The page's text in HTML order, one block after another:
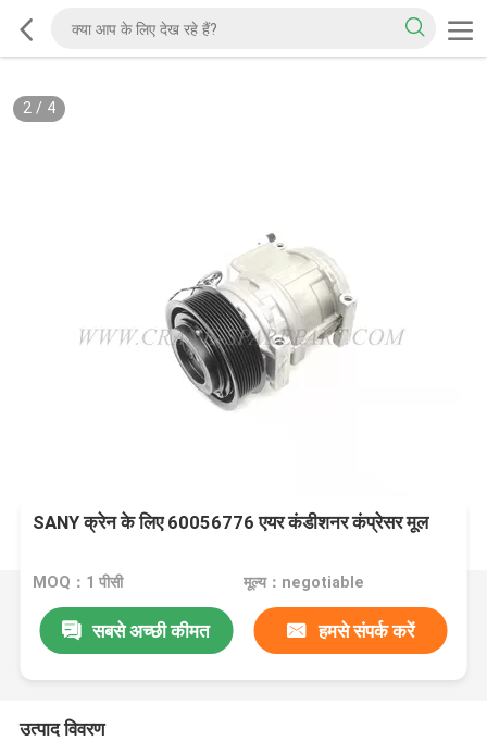
2/ 4
SANY क्रेन के लिए 60056776 एयर कंडीशनर कंप्रेसर मूल
MOQ：1 पीसी मूल्य：negotiable
सबसे अच्छी कीमत हमसे संपर्क करें
उत्पाद विवरण